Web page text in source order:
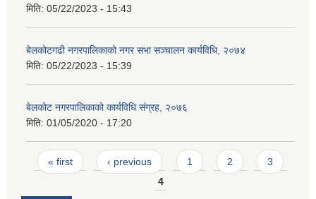
मिति: 05/22/2023 - 15:43
बेलकोटगढी नगरपालिकाको नगर सभा सञ्चालन कार्यविधि, २०७४
मिति: 05/22/2023 - 15:39
बेलकोट नगरपालिकाको कार्यविधि संग्रह, २०७६
मिति: 01/05/2020 - 17:20
Pages
« first ‹ previous 1 2
3
4